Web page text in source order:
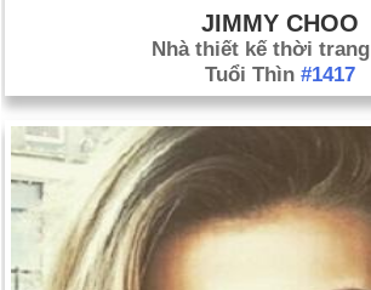
JIMMY CHOO
Nhà thiết kế thời trang
Tuổi Thìn #1417